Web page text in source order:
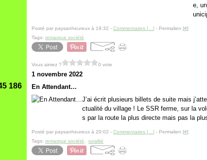
186
e,
Posté par paysanheureux à 19:32 - Commentaires [ ] - Permalien [#]
Tags: remarque société
Vous aimez ? 0 vote
1 novembre 2022
En Attendant…
J’ai écrit plusieurs billets de suite mais
ctualité du village ! Le SSR ferme, sur la
s par la route la plus directe mais pas la
Posté par paysanheureux à 20:02 - Commentaires [ ] - Permalien [#]
Tags: remarque société ruralité